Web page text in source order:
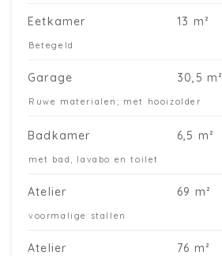
Eetkamer 13 m²
Betegeld
Garage 30,5 m²
Ruwe materialen; met hooizolder
Badkamer 6,5 m²
met bad, lavabo en toilet
Atelier 69 m²
voormalige stallen
Atelier 76 m²